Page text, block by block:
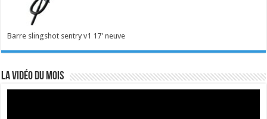
Barre slingshot sentry v1 17' neuve
La vidéo du mois